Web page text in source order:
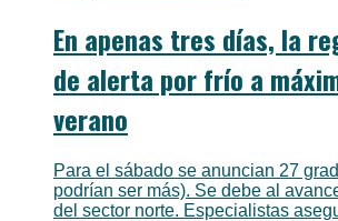
En apenas tres días, la
de alerta por frío a
verano
Para el sábado se anuncian 27
podrían ser más). Se debe al
del sector norte. Especialistas